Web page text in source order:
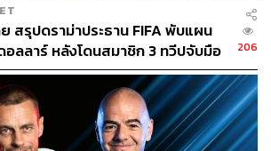
สรุปดราม่าประธาน FIFA พับแผน
ลลาร์ หลังโดนสมาชิก 3 ทวีปจับมือ
206